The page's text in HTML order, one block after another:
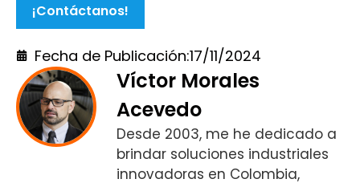
¡Contáctanos!
Fecha de Publicación:17/11/2024
Víctor Morales
Acevedo
Desde 2003, me he dedicado a
brindar soluciones industriales
innovadoras en Colombia,